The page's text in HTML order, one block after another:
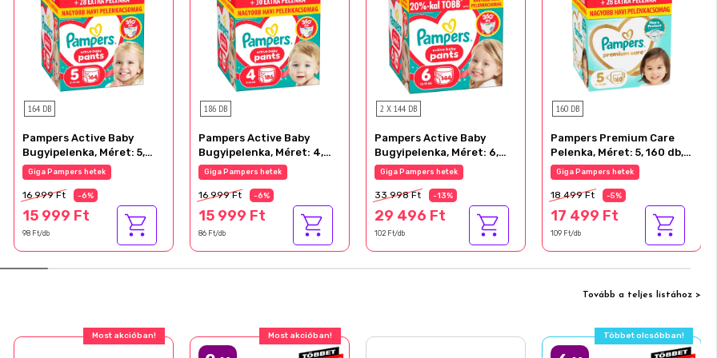
164 DB
Pampers Active Baby
Bugyipelenka, Méret: 5,
164 db Pelenka, 11kg-17kg
Giga Pampers hetek
16 999 Ft -6%
15 999 Ft
98 Ft/db
186 DB
Pampers Active Baby
Bugyipelenka, Méret: 4,
186 db Pelenka, 9kg-15kg
Giga Pampers hetek
16 999 Ft -6%
15 999 Ft
86 Ft/db
2 X 144 DB
Pampers Active Baby
Bugyipelenka, Méret: 6,
144 db Pelenka, 13kg-19kg
Giga Pampers hetek
33 998 Ft -13%
29 496 Ft
102 Ft/db
160 DB
Pampers Premium Care
Pelenka, Méret: 5, 160 db,
11kg-16kg
Giga Pampers hetek
18 499 Ft -5%
17 499 Ft
109 Ft/db
Tovább a teljes listához >
Most akcióban! Most akcióban! Többet olcsóbban!